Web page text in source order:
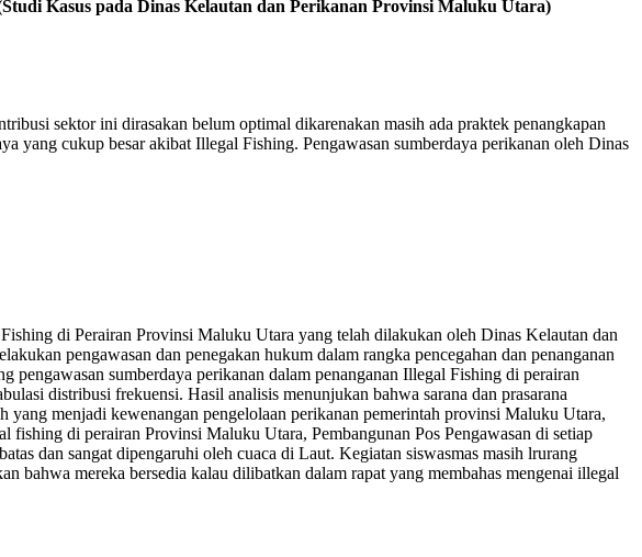
Kasus pada Dinas Kelautan dan Perikanan Provinsi Maluku Utara)
sektor ini dirasakan belum optimal dikarenakan masih ada praktek penangkapan
yang cukup besar akibat Illegal Fishing. Pengawasan sumberdaya perikanan oleh Dinas
di Perairan Provinsi Maluku Utara yang telah dilakukan oleh Dinas Kelautan dan
pengawasan dan penegakan hukum dalam rangka pencegahan dan penanganan
sumberdaya perikanan dalam penanganan Illegal Fishing di perairan
distribusi frekuensi. Hasil analisis menunjukan bahwa sarana dan prasarana
yang menjadi kewenangan pengelolaan perikanan pemerintah provinsi Maluku Utara,
fishing di perairan Provinsi Maluku Utara, Pembangunan Pos Pengawasan di setiap
dan sangat dipengaruhi oleh cuaca di Laut. Kegiatan siswasmas masih lrurang
bahwa mereka bersedia kalau dilibatkan dalam rapat yang membahas mengenai illegal